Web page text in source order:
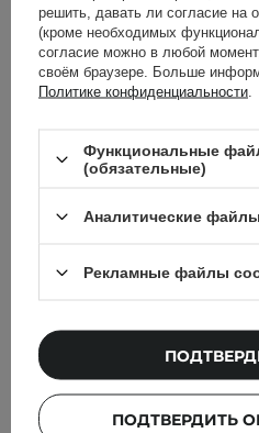
ДОБАВИТЬ В КОРЗИНУ
Evolve Organic Beauty -
Bio-Retinol + C Booster -
биоретинолом и
решить, давать ли согласие на
(кроме необходимых
согласие можно в любой
своём браузере. Больше
Политике конфиденциальности
Функциональные
(обязательные)
Аналитические
Рекламные файлы
ПОДТВЕРДИТЬ